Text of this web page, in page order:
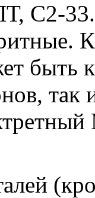
С2-
быть
так